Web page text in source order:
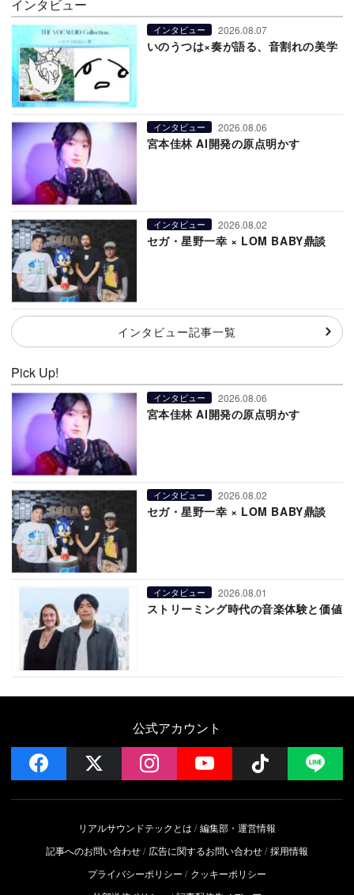
インタビュー
インタビュー 2026.08.07
いのうつは×奏が語る、音割れの美学
インタビュー 2026.08.06
宮本佳林 AI開発の原点明かす
インタビュー 2026.08.02
セガ・星野一幸 × LOM BABY鼎談
インタビュー記事一覧
Pick Up!
インタビュー 2026.08.06
宮本佳林 AI開発の原点明かす
インタビュー 2026.08.02
セガ・星野一幸 × LOM BABY鼎談
インタビュー 2026.08.01
ストリーミング時代の音楽体験と価値
公式アカウント
facebook instagramYouTube Follow
リアルサウンドテックとは
編集部・運営情報
記事へのお問い合わせ
広告に関するお問い合わせ 採用情報
プライバシーポリシー
クッキーポリシー